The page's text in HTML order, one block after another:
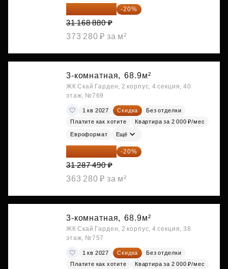
24 935 104 ₽ -20%
31 168 880 ₽
373 280 ₽ за м²
3-комнатная, 68.9м²
ЖК Скай Гарден, 2 корпус, 4 секция, 40
этаж, №769
1 кв 2027 Скидка
Без отделки
Платите как хотите
Квартира за 2 000 ₽/мес
Евроформат Ещё
25 029 992 ₽ -20%
31 287 490 ₽
363 280 ₽ за м²
3-комнатная, 68.9м²
ЖК Скай Гарден, 2 корпус, 4 секция, 38
этаж, №757
1 кв 2027 Скидка
Без отделки
Платите как хотите
Квартира за 2 000 ₽/мес